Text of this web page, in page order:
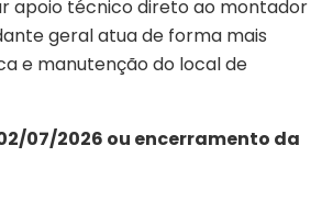
apoio técnico direto ao montador
geral atua de forma mais
e manutenção do local de
07/2026 ou encerramento da